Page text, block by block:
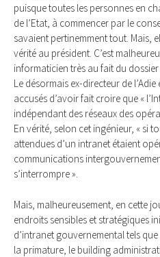
puisque toutes les personnes en
de l’Etat, à commencer par le
savaient pertinemment tout. Mais,
vérité au président. C’est
informaticien très au fait du
Le désormais ex-directeur de
accusés d’avoir fait croire que «
indépendant des réseaux des
En vérité, selon cet ingénieur, « si
attendues d’un intranet étaient
communications
s’interrompre ».
Mais, malheureusement, en cette
endroits sensibles et stratégiques
d’intranet gouvernemental tels
la primature, le building